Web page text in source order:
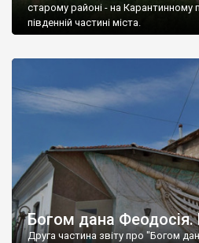
старому районі - на Карантинному
південній частині міста.
Богом дана Феодосія.
Друга частина звіту про "Богом